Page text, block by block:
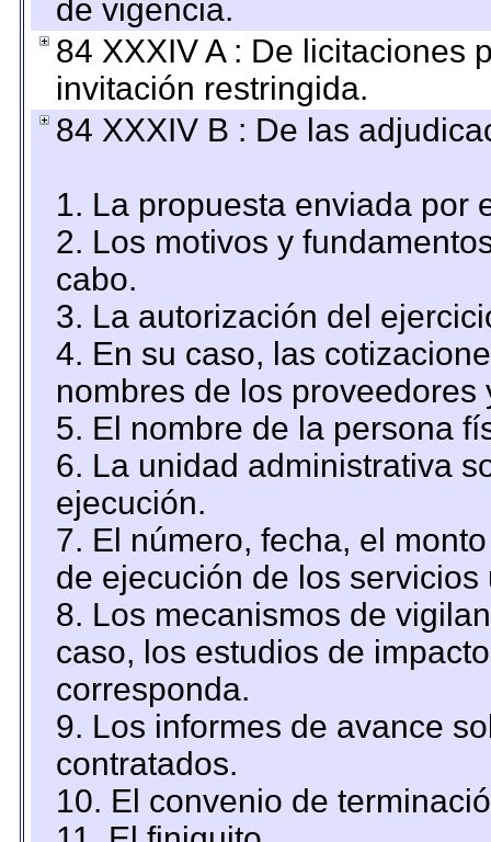
de vigencia.
84 XXXIV A : De licitaciones
invitación restringida.
84 XXXIV B : De las
1. La propuesta enviada por
2. Los motivos y
cabo.
3. La autorización del
4. En su caso, las
nombres de los proveedores
5. El nombre de la persona
6. La unidad administrativa
ejecución.
7. El número, fecha, el
de ejecución de los servicios
8. Los mecanismos de
caso, los estudios de
corresponda.
9. Los informes de avance
contratados.
10. El convenio de